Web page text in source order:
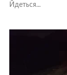
Йдеться...